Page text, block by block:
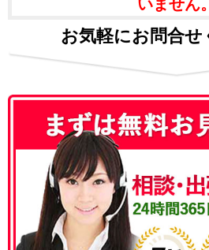
いません。
お気軽にお問合せ